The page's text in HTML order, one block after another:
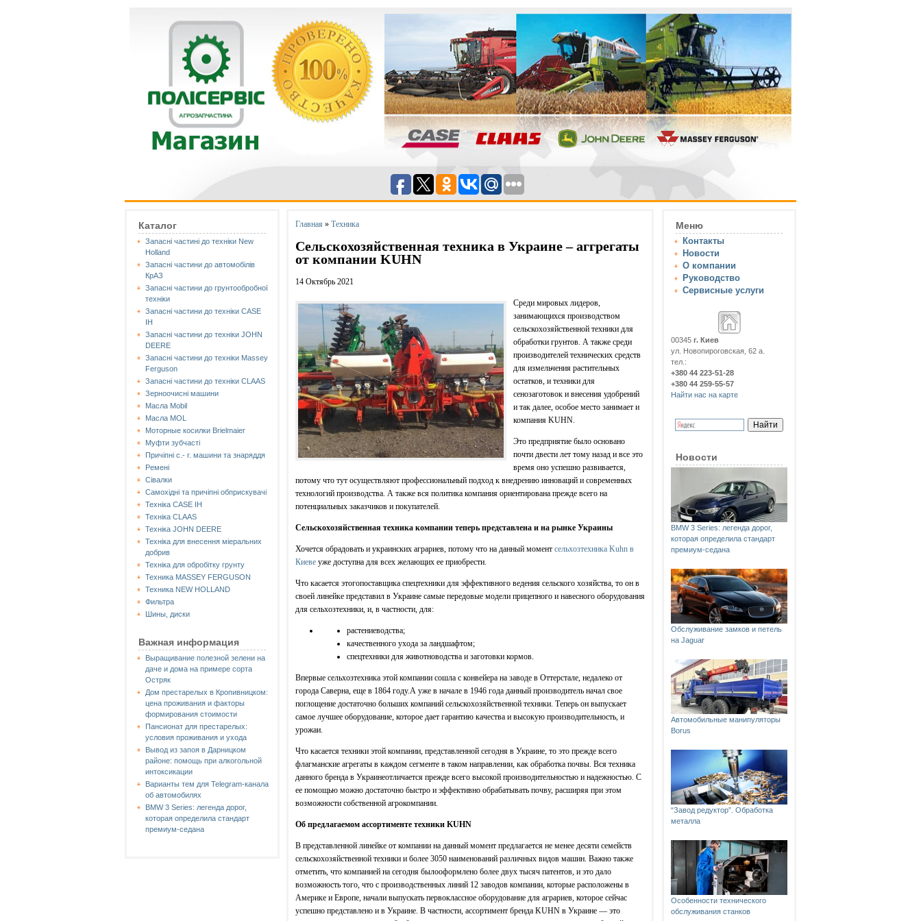
Каталог
Запасні частині до техніки New
Holland
Запасні частини до автомобілів
КрАЗ
Запасні частини до грунтообробної
техніки
Запасні частини до техніки CASE
IH
Запасні частини до техніки JOHN
DEERE
Запасні частини до техніки Massey
Ferguson
Запасні частини до техніки СLAAS
Зерноочисні машини
Масла Mobil
Масла MOL
Моторные косилки Brielmaier
Муфти зубчасті
Причіпні с.- г. машини та знаряддя
Ремені
Сівалки
Самохідні та причіпні обприскувачі
Техніка CASE IH
Техніка CLAAS
Техніка JOHN DEERE
Техніка для внесення міеральних
добрив
Техніка для обробітку грунту
Техника MASSEY FERGUSON
Техника NEW HOLLAND
Фильтра
Шины, диски
Важная информация
Выращивание полезной зелени на
даче и дома на примере сорта
Остряк
Дом престарелых в Кропивницком:
цена проживания и факторы
формирования стоимости
Пансионат для престарелых:
условия проживания и ухода
Вывод из запоя в Дарницком
районе: помощь при алкогольной
интоксикации
Варианты тем для Telegram-канала
об автомобилях
BMW 3 Series: легенда дорог,
которая определила стандарт
премиум-седана
Меню
Контакты
Новости
О компании
Руководство
Сервисные услуги
00345 г. Киев
ул. Новопироговская, 62 а.
тел.:
+380 44 223-51-28
+380 44 259-55-57
Найти нас на карте
Новости
BMW 3 Series: легенда дорог,
которая определила стандарт
премиум-седана
Обслуживание замков и петель
на Jaguar
Автомобильные манипуляторы
Borus
“Завод редуктор”. Обработка
металла
Особенности технического
обслуживания станков
Главная » Техника
Сельскохозяйственная техника в Украине – аггрегаты
от компании KUHN
14 Октябрь 2021
Среди мировых лидеров,
занимающихся производством
сельскохозяйственной техники для
обработки грунтов. А также среди
производителей технических средств
для измельчения растительных
остатков, и техники для
сенозаготовок и внесения удобрений
и так далее, особое место занимает и
компания KUHN.
Это предприятие было основано
почти двести лет тому назад и все это
время оно успешно развивается,
потому что тут осуществляют профессиональный подход к внедрению инноваций и современных
технологий производства. А также вся политика компания ориентирована прежде всего на
потенциальных заказчиков и покупателей.
Сельскохозяйственная техника компании теперь представлена и на рынке Украины
Хочется обрадовать и украинских аграриев, потому что на данный момент сельхозтехника Kuhn в
Киеве уже доступна для всех желающих ее приобрести.
Что касается этогопоставщика спецтехники для эффективного ведения сельского хозяйства, то он в
своей линейке представил в Украине самые передовые модели прицепного и навесного оборудования
для сельхозтехники, и, в частности, для:
растениеводства;
качественного ухода за ландшафтом;
спецтехники для животноводства и заготовки кормов.
Впервые сельхозтехника этой компании сошла с конвейера на заводе в Оттерстале, недалеко от
города Саверна, еще в 1864 году.А уже в начале в 1946 года данный производитель начал свое
поглощение достаточно больших компаний сельскохозяйственной техники. Теперь он выпускает
самое лучшее оборудование, которое дает гарантию качества и высокую производительность, и
урожаи.
Что касается техники этой компании, представленной сегодня в Украине, то это прежде всего
флагманские агрегаты в каждом сегменте в таком направлении, как обработка почвы. Вся техника
данного бренда в Украинеотличается прежде всего высокой производительностью и надежностью. С
ее помощью можно достаточно быстро и эффективно обрабатывать почву, расширяя при этом
возможности собственной агрокомпании.
Об предлагаемом ассортименте техники KUHN
В представленной линейке от компании на данный момент предлагается не менее десяти семейств
сельскохозяйственной техники и более 3050 наименований различных видов машин. Важно также
отметить, что компанией на сегодня былооформлено более двух тысяч патентов, и это дало
возможность того, что с производственных линий 12 заводов компании, которые расположены в
Америке и Европе, начали выпускать первоклассное оборудование для аграриев, которое сейчас
успешно представлено и в Украине. В частности, ассортимент бренда KUHN в Украине — это